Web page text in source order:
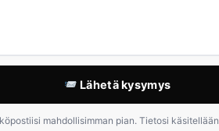
Lähetä kysymys
mahdollisimman pian. Tietosi